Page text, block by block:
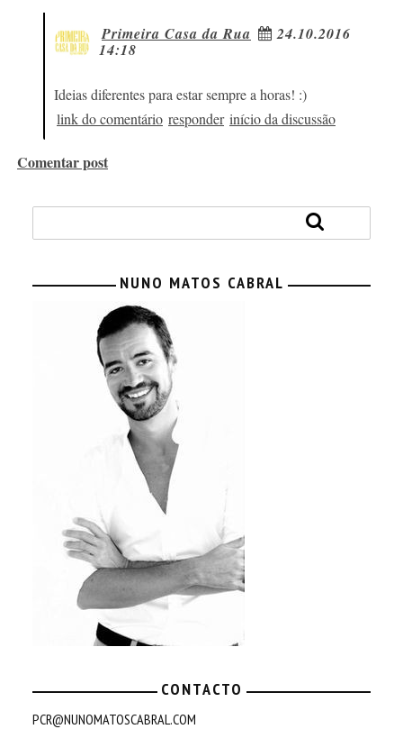
Primeira Casa da Rua
24.10.2016
14:18
Ideias diferentes para estar sempre a horas! :)
link do comentário responder início da discussão
Comentar post
NUNO MATOS CABRAL
CONTACTO
PCR@NUNOMATOSCABRAL.COM